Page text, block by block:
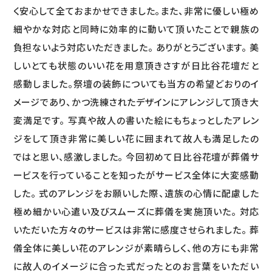
く安心して全ておまかせできました。また、非常に優しい極め
細やかな対応と同時に効率的に動いて頂いたことで親族の
負担ないよう対応いただきました。 ありがとうございます。 美
しいとても状態のいい花を用意頂きさすが日比谷花壇だと
感動しました。祭壇の装飾についても当方の希望どおりのイ
メージであり、かつ洗練されたデザインにアレンジして頂き大
変満足です。 写真や故人の書いた絵にもちょっとしたアレン
ジをして頂き非常に美しい花に囲まれて故人も満足したの
ではと思い、感激しました。 今回初めて日比谷花壇が葬儀サ
ービスを行っていることを知ったがサービス全体に大変感動
した。 式のアレンジをお願いした際、遺族の心情に配慮した
極め細かい心遣い及びスムーズに葬儀を実施頂いた。 対応
いただいた方々のサービスは非常に感度させられました。 葬
儀全体に美しい花のアレンジが素晴らしく、他の方にも非常
に故人のイメージに合った式だったとのお言葉をいただい